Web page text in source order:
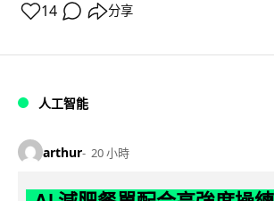
14 分享
人工智能
arthur 20 小時